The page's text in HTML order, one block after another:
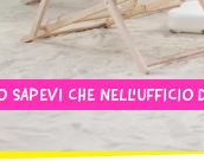
SAPEVI CHE NELL'UFFICIO